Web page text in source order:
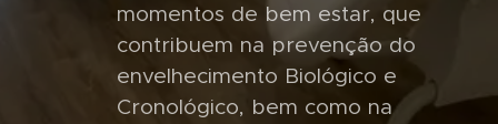
momentos de bem estar, que
contribuem na prevenção do
envelhecimento Biológico e
Cronológico, bem como na